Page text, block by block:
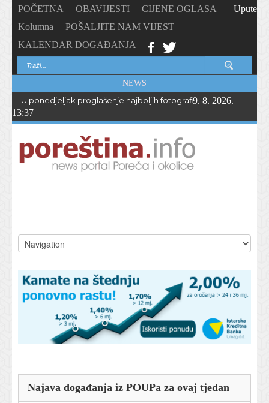
POČETNA OBAVIJESTI
CIJENE OGLASA
Kolumna
POŠALJITE NAM VIJEST
KALENDAR DOGAĐANJA
Upute
NEWS
U ponedjeljak proglašenje najboljih fotografija – PhotoCity2026
9. 8. 2026.
13:37
Najava događanja iz POUPa za ovaj tjedan